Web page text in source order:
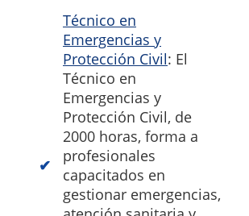
Técnico en
Emergencias y
Protección Civil: El
Técnico en
Emergencias y
Protección Civil, de
2000 horas, forma a
profesionales
capacitados en
gestionar emergencias,